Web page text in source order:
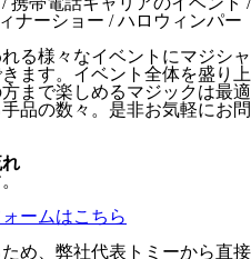
ナーショー / ハロウィンパー
る様々なイベントにマジシャ
ます。イベント全体を盛り上
まで楽しめるマジックは最適
品の数々。是非お気軽にお問
ームはこちら
め、弊社代表トミーから直接